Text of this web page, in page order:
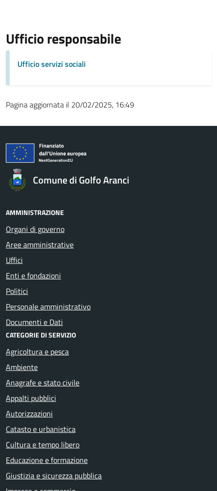
Ufficio responsabile
Ufficio servizi sociali
Pagina aggiornata il 20/02/2025, 16:49
Comune di Golfo Aranci
AMMINISTRAZIONE
Organi di governo
Aree amministrative
Uffici
Enti e fondazioni
Politici
Personale amministrativo
Documenti e Dati
CATEGORIE DI SERVIZIO
Agricoltura e pesca
Ambiente
Anagrafe e stato civile
Appalti pubblici
Autorizzazioni
Catasto e urbanistica
Cultura e tempo libero
Educazione e formazione
Giustizia e sicurezza pubblica